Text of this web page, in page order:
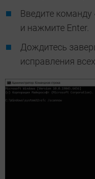
Введите
и нажмите Enter.
Дождитесь
исправления